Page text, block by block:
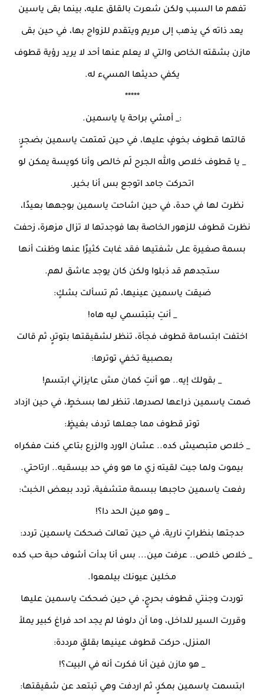
تفهم ما السبب ولكن شعرت بالقلق عليه، بينما بقى ياسين
يعد ذاته كي يذهب إلى مريم ويتقدم للزواج بها، في حين بقى
مازن بشقته الخاص والتي لا يعلم عنها أحد لا يريد رؤية قطوف
يكفي حديثها المسيء له.
*****
:_ أمشي براحة يا ياسمين.
قالتها قطوف بخوفٍ عليها، في حين تمتمت ياسمين بضجرٍ:
_ يا قطوف خلاص والله الجرح لَم خالص وأنا كويسة يمكن لو
اتحركت جامد اتوجع بس أنا بخير.
نظرت لها في حدة، في حين اشاحت ياسمين بوجهها بعيدًا،
نظرت قطوف للزهور الخاصة بها فوجدتها لا تزال مزهرة، زحفت
بسمة صغيرة على شفتيها فقد غابت كثيرًا عنها وظنت أنها
ستجدهم قد ذبلوا ولكن كان يوجد عاشق لهم.
ضيقت ياسمين عينيها، ثم تسألت بشكٍ:
_ أنتِ بتبتسمي ليه هاه!
اختفت ابتسامة قطوف فجأة، تنظر لشقيقتها بتوترٍ، ثم قالت
بعصبية تخفي توترها:
_ بقولك إيه.. هو أنتِ كمان مش عايزاني ابتسم!
ضمت ياسمين ذراعها لصدرها، تنظر لها بسخطٍ، في حين ازداد
توتر قطوف مما جعلها تردف بغيظٍ:
_ خلاص متبصيش كده.. عشان الورد والزرع بتاعي كنت مفكراه
بيموت ولما جيت لقيته زي ما هو وفي حد بيسقيه.. ارتاحتي.
رفعت ياسمين حاجبها ببسمة متشفية، تردد ببعض الخبث:
_ وهو مين الحد دا؟!
حدجتها بنظراتٍ نارية، في حين تعالت ضحكت ياسمين تردد:
_ خلاص خلاص.. عرفت مين... بس أنا بدأت أشوف حبة حب كده
مخلين عيونك بيلمعوا.
توردت وجنتي قطوف بحرجٍ، في حين ضحكت ياسمين عليها
وقررت السير للداخل، وما أن دلوفا لم يجد احد فراغ كبير يملأ
المنزل، حركت قطوف عينيها بقلقٍ مرددة:
_ هو مازن فين أنا فكرت أنه في البيت؟!
ابتسمت ياسمين بمكرٍ، ثم اردفت وهي تبتعد عن شقيقتها: